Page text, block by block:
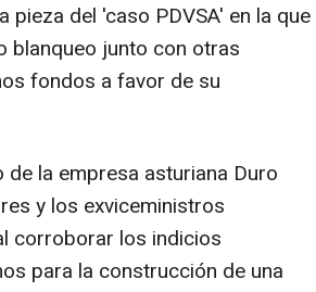
pieza del 'caso PDVSA' en la que
blanqueo junto con otras
fondos a favor de su
la empresa asturiana Duro
y los exviceministros
corroborar los indicios
para la construcción de una